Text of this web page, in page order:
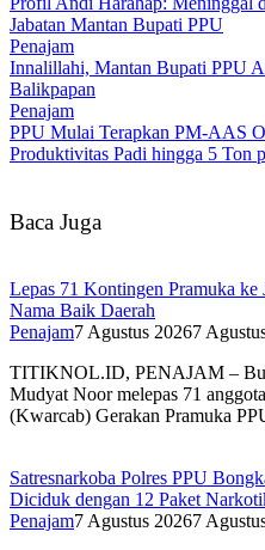
Jabatan Mantan Bupati PPU
Penajam
Innalillahi, Mantan Bupati PPU
Balikpapan
Penajam
PPU Mulai Terapkan PM-AAS
Produktivitas Padi hingga 5 Ton
Baca Juga
Lepas 71 Kontingen Pramuka
Nama Baik Daerah
Penajam7 Agustus 20267
TITIKNOL.ID, PENAJAM –
Mudyat Noor melepas 71
(Kwarcab) Gerakan Pramuka
Satresnarkoba Polres PPU
Diciduk dengan 12 Paket
Penajam7 Agustus 20267